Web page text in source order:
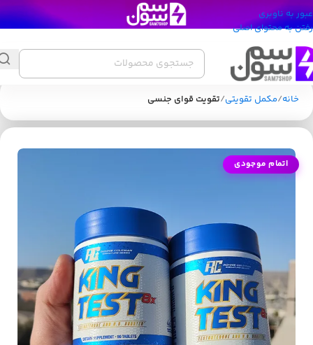
عبور به ناوبری
رفتن به محتوای اصلی
خانه مکمل تقویتی تقویت قوای جنسی
اتمام موجودی